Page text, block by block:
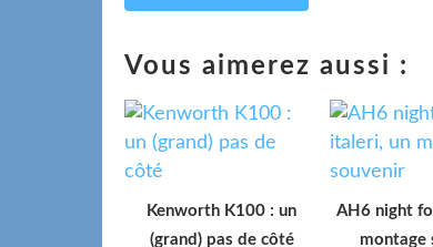
Vous aimerez aussi :
Kenworth K100 : un
(grand) pas de côté
AH6 night
montage